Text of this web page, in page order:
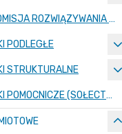
GMINNA KOMISJA ROZWIĄZYWANIA PROBLEMÓW ALKOHOLOWYCH
PODLEGŁE
STRUKTURALNE
JEDNOSTKI POMOCNICZE (SOŁECTWA)